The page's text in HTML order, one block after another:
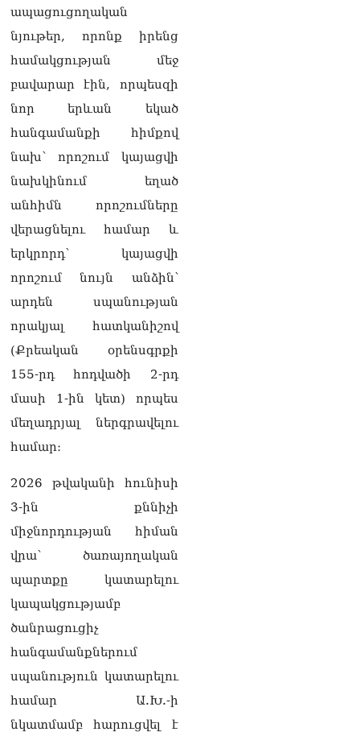
ապացուցողական
նյութեր, որոնք իրենց
համակցության մեջ
բավարար էին, որպեսզի
նոր երևան եկած
հանգամանքի հիմքով
նախ՝ որոշում կայացվի
նախկինում եղած
անհիմն որոշումները
վերացնելու համար և
երկրորդ՝ կայացվի
որոշում նույն անձին՝
արդեն սպանության
որակյալ հատկանիշով
(Քրեական օրենսգրքի
155-րդ հոդվածի 2-րդ
մասի 1-ին կետ) որպես
մեղադրյալ ներգրավելու
համար։
2026 թվականի հունիսի
3-ին քննիչի
միջնորդության հիման
վրա՝ ծառայողական
պարտքը կատարելու
կապակցությամբ
ծանրացուցիչ
հանգամանքներում
սպանություն կատարելու
համար Ա.Խ.-ի
նկատմամբ հարուցվել է